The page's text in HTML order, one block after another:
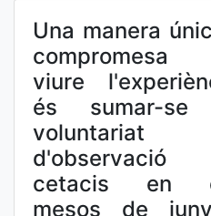
Una manera
compromesa
viure
és sumar-se
voluntariat
d'observació
cetacis en
mesos de